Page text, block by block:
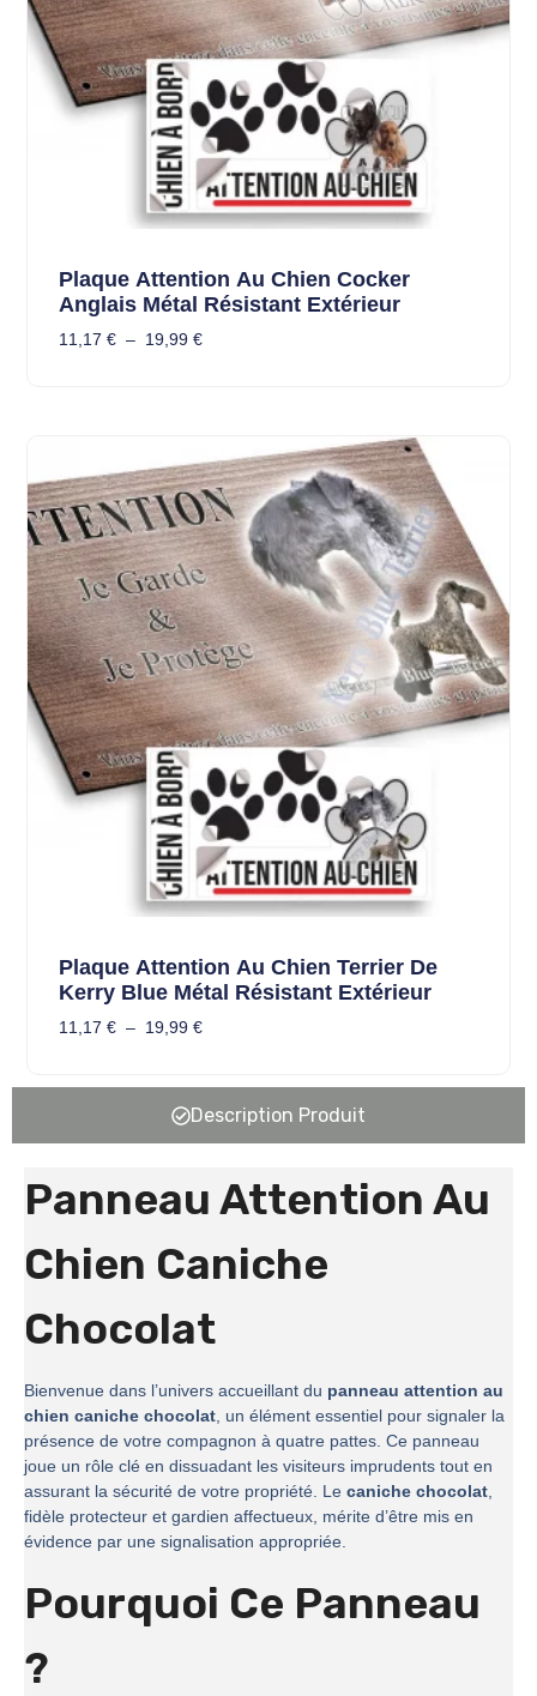
Plaque Attention Au Chien Cocker
Anglais Métal Résistant Extérieur
11,17 € – 19,99 €
Plaque Attention Au Chien Terrier De
Kerry Blue Métal Résistant Extérieur
11,17 € – 19,99 €
Description Produit
Panneau Attention Au
Chien Caniche
Chocolat
Bienvenue dans l’univers accueillant du panneau attention au
chien caniche chocolat, un élément essentiel pour signaler la
présence de votre compagnon à quatre pattes. Ce panneau
joue un rôle clé en dissuadant les visiteurs imprudents tout en
assurant la sécurité de votre propriété. Le caniche chocolat,
fidèle protecteur et gardien affectueux, mérite d’être mis en
évidence par une signalisation appropriée.
Pourquoi Ce Panneau
?